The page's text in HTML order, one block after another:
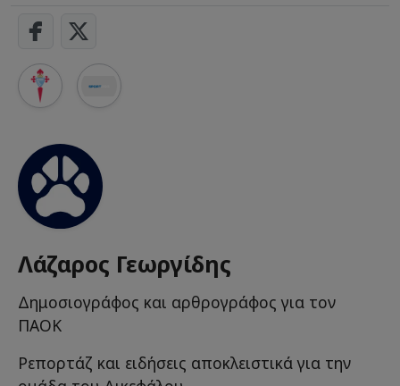
Λάζαρος Γεωργίδης
Δημοσιογράφος και αρθρογράφος για τον
ΠΑΟΚ
Ρεπορτάζ και ειδήσεις αποκλειστικά για την